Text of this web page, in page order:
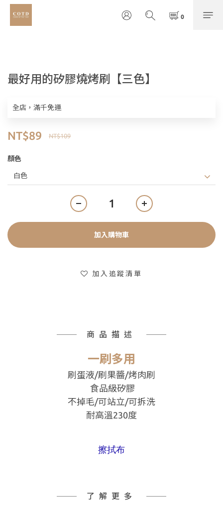
最好用的矽膠燒烤刷【三色】
全店，滿千免運
NT$109
NT$89
顏色
加入購物車
加入追蹤清單
商品描述
一刷多用
刷蛋液/刷果醬/烤肉刷
食品級矽膠
不掉毛/可站立/可拆洗
耐高溫230度
擦拭布
了解更多